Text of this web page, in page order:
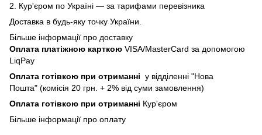
2.
Кур'єром по Україні — за тарифами перевізника
Доставка в будь-яку точку України.
Більше інформації про доставку
Оплата платіжною карткою VISA/MasterCard за допомогою
LiqPay
Оплата готівкою при отриманні у відділенні "Нова
Пошта" (комісія 20 грн. + 2% від суми замовлення)
Оплата готівкою при отриманні Кур'єром
Більше інформації про оплату